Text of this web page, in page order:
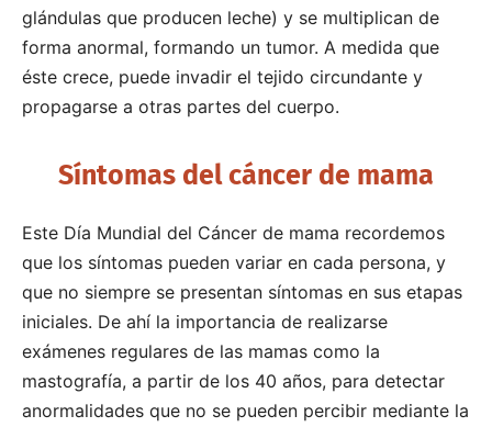
glándulas que producen leche) y se multiplican de
forma anormal, formando un tumor. A medida que
éste crece, puede invadir el tejido circundante y
propagarse a otras partes del cuerpo.
Síntomas del cáncer de mama
Este Día Mundial del Cáncer de mama recordemos
que los síntomas pueden variar en cada persona, y
que no siempre se presentan síntomas en sus etapas
iniciales. De ahí la importancia de realizarse
exámenes regulares de las mamas como la
mastografía, a partir de los 40 años, para detectar
anormalidades que no se pueden percibir mediante la